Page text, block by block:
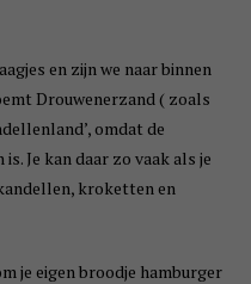
en zijn we naar binnen
Drouwenerzand ( zoals
omdat de
Je kan daar zo vaak als je
kroketten en
je eigen broodje hamburger